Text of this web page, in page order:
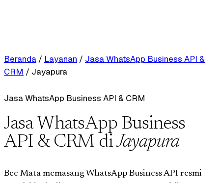
Beranda / Layanan / Jasa WhatsApp Business API &
CRM / Jayapura
Jasa WhatsApp Business API & CRM
Jasa WhatsApp Business
API & CRM diJayapura
Bee Mata memasang WhatsApp Business API resmi